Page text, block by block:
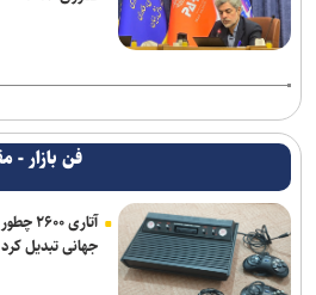
فن بازار -
آتاری
جهانی تبدیل کرد